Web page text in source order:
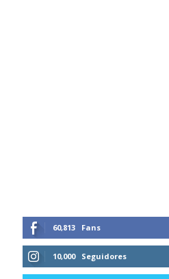
60,813 Fans
10,000 Seguidores